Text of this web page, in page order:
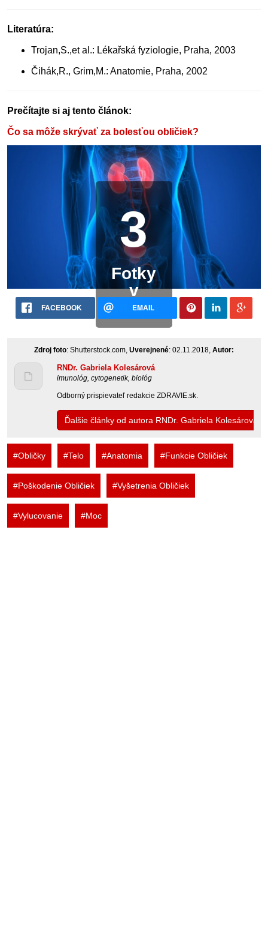
Literatúra:
Trojan,S.,et al.: Lékařská fyziologie, Praha, 2003
Čihák,R., Grim,M.: Anatomie, Praha, 2002
Prečítajte si aj tento článok:
Čo sa môže skrývať za bolesťou obličiek?
3
Fotky
v
galérii
FACEBOOK EMAIL
Zdroj foto: Shutterstock.com, Uverejnené: 02.11.2018, Autor:
RNDr. Gabriela Kolesárová
imunológ, cytogenetik, biológ
Odborný prispievateľ redakcie ZDRAVIE.sk.
Ďalšie články od autora RNDr. Gabriela Kolesárová
#Obličky #Telo #Anatomia #Funkcie Obličiek
#Poškodenie Obličiek #Vyšetrenia Obličiek
#Vylucovanie #Moc